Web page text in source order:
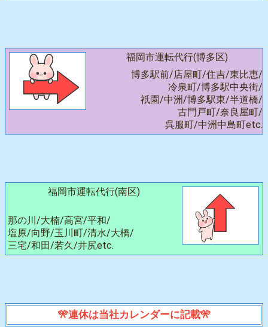
福岡市運転代行(博多区)
博多駅前/店屋町/住吉/東比恵/
冷泉町/博多駅中央街/
祇園/中洲/博多駅東/半道橋/
古門戸町/奈良屋町/
呉服町/中洲中島町etc.
福岡市運転代行(南区)
那の川/大楠/高宮/平和/
塩原/向野/玉川町/清水/大橋/
三宅/和田/若久/井尻etc.
🎌連休は当社カレンダーに記載🎌